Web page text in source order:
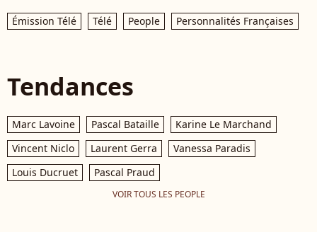
Émission Télé Télé People Personnalités Françaises
Tendances
Marc Lavoine Pascal Bataille
Karine Le Marchand
Vincent Niclo
Laurent Gerra
Vanessa Paradis
Louis Ducruet
Pascal Praud
VOIR TOUS LES PEOPLE